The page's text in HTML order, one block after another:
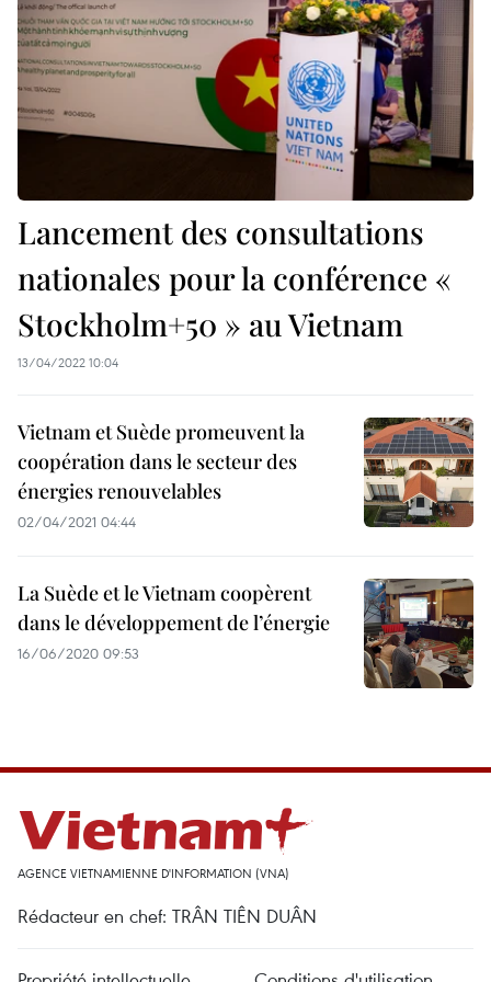
Lancement des consultations
nationales pour la conférence «
Stockholm+50 » au Vietnam
13/04/2022 10:04
Vietnam et Suède promeuvent la
coopération dans le secteur des
énergies renouvelables
02/04/2021 04:44
La Suède et le Vietnam coopèrent
dans le développement de l’énergie
16/06/2020 09:53
AGENCE VIETNAMIENNE D'INFORMATION (VNA)
Rédacteur en chef: TRÂN TIÊN DUÂN